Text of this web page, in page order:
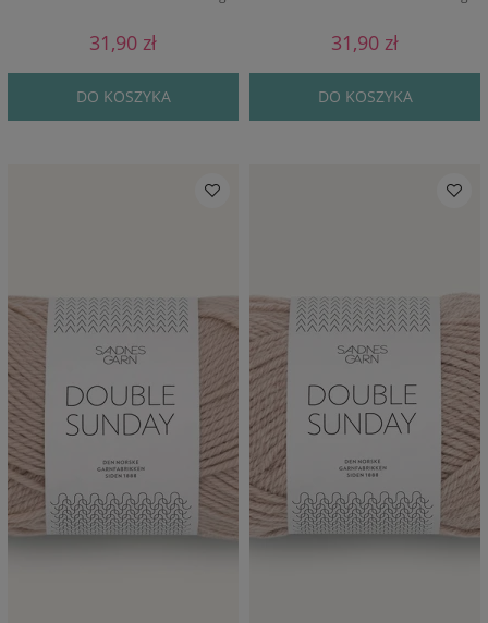
31,90 zł
DO KOSZYKA
31,90 zł
DO KOSZYKA